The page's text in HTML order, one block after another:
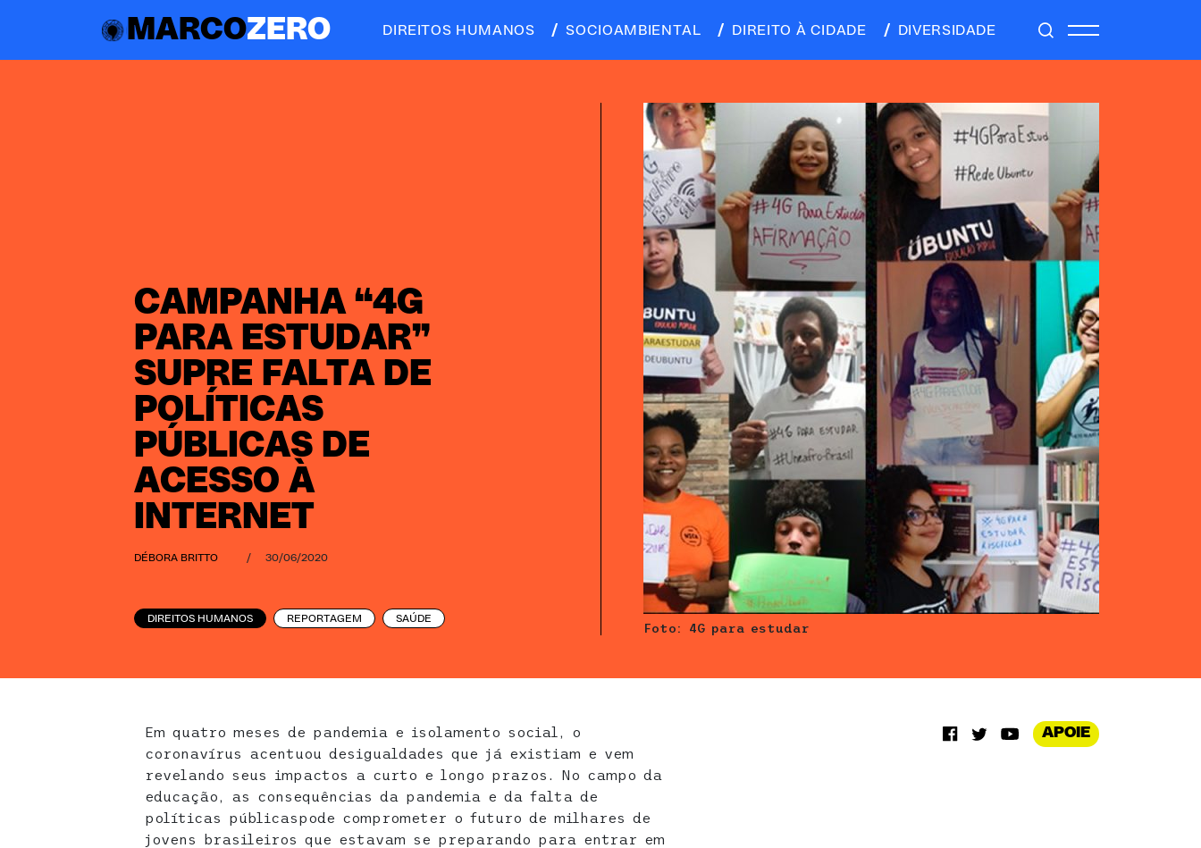
MARCOZERO DIREITOS HUMANOS SOCIOAMBIENTAL DIREITO À CIDADE DIVERSIDADE
CAMPANHA “4G
PARA ESTUDAR”
SUPRE FALTA DE
POLÍTICAS
PÚBLICAS DE
ACESSO À
INTERNET
DÉBORA BRITTO / 30/06/2020
DIREITOS HUMANOS REPORTAGEM SAÚDE
Foto: 4G para estudar
Em quatro meses de pandemia e isolamento social, o
coronavírus acentuou desigualdades que já existiam e vem
revelando seus impactos a curto e longo prazos. No campo da
educação, as consequências da pandemia e da falta de
políticas públicaspode comprometer o futuro de milhares de
jovens brasileiros que estavam se preparando para entrar em
APOIE